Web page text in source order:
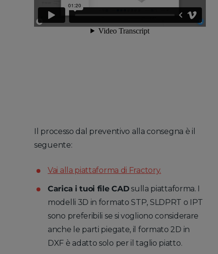
Il processo dal preventivo alla consegna è il
seguente:
Vai alla piattaforma di Fractory.
Carica i tuoi file CADsulla piattaforma. I
modelli 3D in formato STP, SLDPRT o IPT
sono preferibili se si vogliono considerare
anche le parti piegate, il formato 2D in
DXF è adatto solo per il taglio piatto.